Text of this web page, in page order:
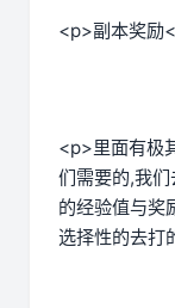
<p>副本奖励
<p>里面有极
们需要的,我
的经验值与奖
选择性的去打